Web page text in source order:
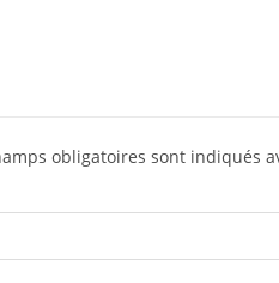
obligatoires sont indiqués